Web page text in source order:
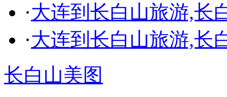
·大连到长白山旅游,长
·大连到长白山旅游,长
长白山美图